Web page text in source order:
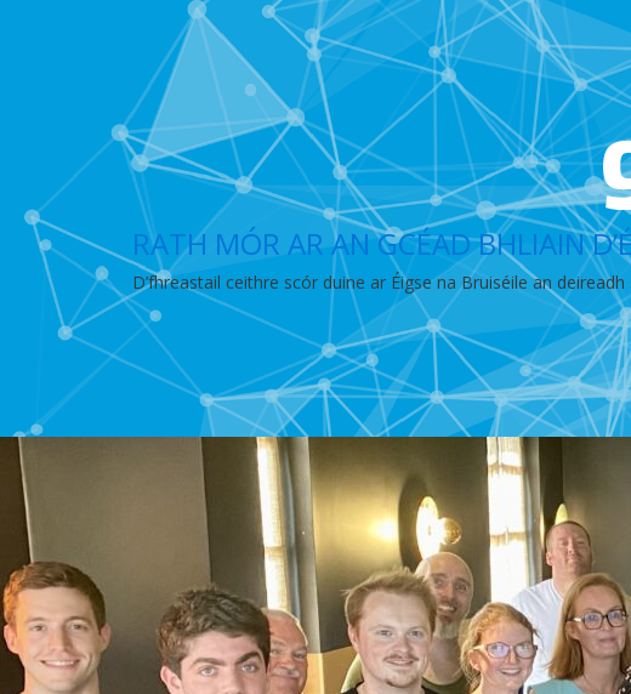
RATH MÓR AR AN GCÉAD BHLIAIN
D’fhreastail ceithre scór duine ar Éigse na Bruiséile an